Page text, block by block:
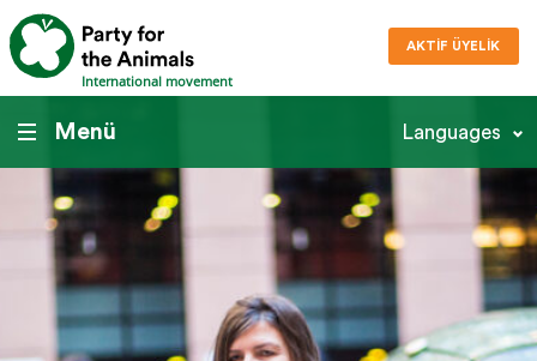
International movement
AKTIF ÜYELIK
Menü Languages